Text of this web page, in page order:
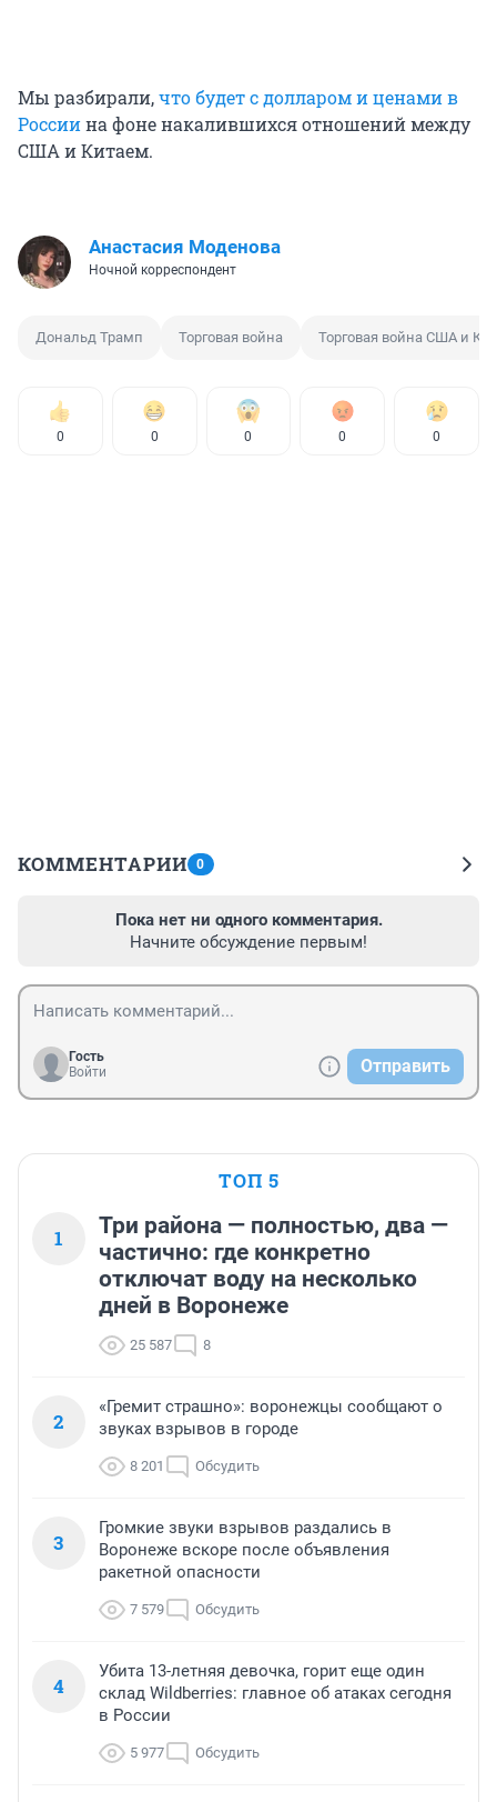
Мы разбирали,что будет с долларом и ценами в
Россиина фоне накалившихся отношений между
США и Китаем.
Анастасия Моденова
Ночной корреспондент
Дональд Трамп Торговая война Торговая война США и
0 0 0 0 0
КОММЕНТАРИИ 0
Пока нет ни одного комментария.
Начните обсуждение первым!
Гость
Войти
Отправить
ТОП 5
1
Три района — полностью, два —
частично: где конкретно
отключат воду на несколько
дней в Воронеже
25 587 8
2
«Гремит страшно»: воронежцы сообщают о
звуках взрывов в городе
8 201 Обсудить
3
Громкие звуки взрывов раздались в
Воронеже вскоре после объявления
ракетной опасности
7 579 Обсудить
4
Убита 13-летняя девочка, горит еще один
склад Wildberries: главное об атаках сегодня
в России
5 977 Обсудить